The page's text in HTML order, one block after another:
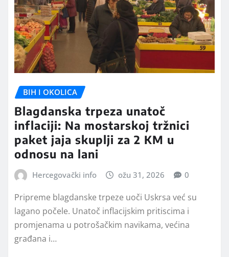
BIH I OKOLICA
Blagdanska trpeza unatoč
inflaciji: Na mostarskoj tržnici
paket jaja skuplji za 2 KM u
odnosu na lani
Hercegovački info ožu 31, 2026 0
Pripreme blagdanske trpeze uoči Uskrsa već su
lagano počele. Unatoč inflacijskim pritiscima i
promjenama u potrošačkim navikama, većina
građana i…